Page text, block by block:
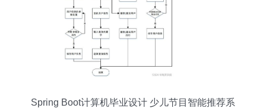
Spring Boot计算机毕业设计 少儿节目智能推荐系